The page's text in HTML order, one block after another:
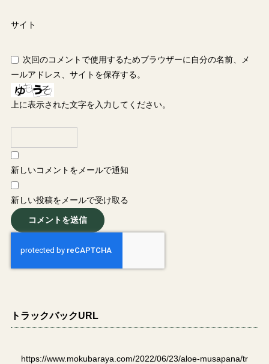
サイト
次回のコメントで使用するためブラウザーに自分の名前、メ
ールアドレス、サイトを保存する。
上に表示された文字を入力してください。
新しいコメントをメールで通知
新しい投稿をメールで受け取る
トラックバックURL
https://www.mokubaraya.com/2022/06/23/aloe-musapana/tr